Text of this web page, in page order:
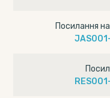
Посилання